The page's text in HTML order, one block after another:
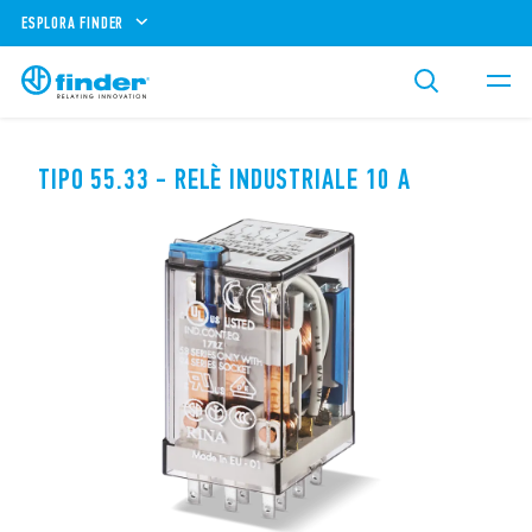
ESPLORA FINDER
TIPO 55.33 - RELÈ INDUSTRIALE 10 A